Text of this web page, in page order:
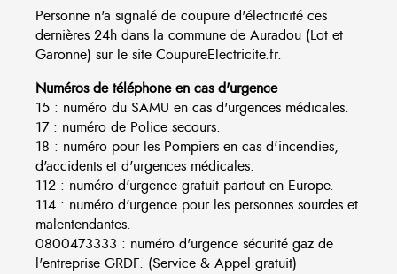
Personne n'a signalé de coupure d'électricité ces
dernières 24h dans la commune de Auradou (Lot et
Garonne) sur le site CoupureElectricite.fr.
Numéros de téléphone en cas d'urgence
15 : numéro du SAMU en cas d'urgences médicales.
17 : numéro de Police secours.
18 : numéro pour les Pompiers en cas d'incendies,
d'accidents et d'urgences médicales.
112 : numéro d'urgence gratuit partout en Europe.
114 : numéro d'urgence pour les personnes sourdes et
malentendantes.
0800473333 : numéro d'urgence sécurité gaz de
l'entreprise GRDF. (Service & Appel gratuit)